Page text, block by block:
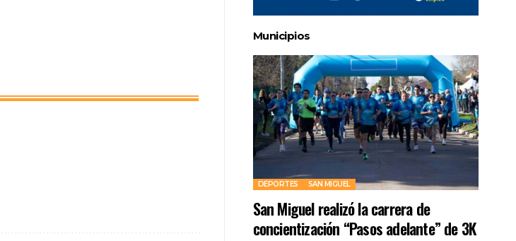
Municipios
DEPORTES SAN MIGUEL
San Miguel realizó la carrera de
concientización “Pasos adelante” de 3K